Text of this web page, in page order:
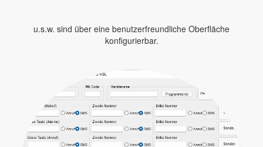
u.s.w. sind über eine benutzerfreundliche Oberfläche
konfigurierbar.